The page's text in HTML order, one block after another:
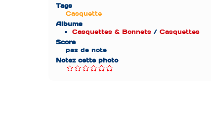
Tags
Casquette
Albums
Casquettes & Bonnets/ Casquettes
Score
pas de note
Notez cette photo